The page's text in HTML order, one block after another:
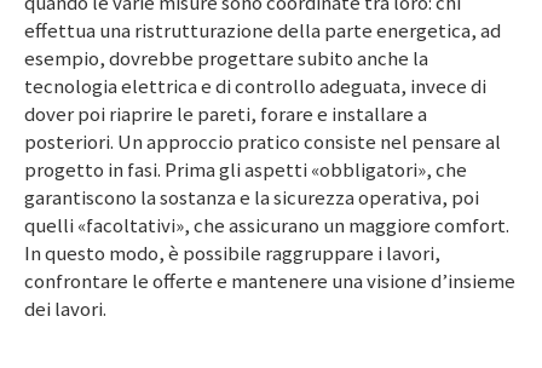
effettua una ristrutturazione della parte energetica, ad
esempio, dovrebbe progettare subito anche la
tecnologia elettrica e di controllo adeguata, invece di
dover poi riaprire le pareti, forare e installare a
posteriori. Un approccio pratico consiste nel pensare al
progetto in fasi. Prima gli aspetti «obbligatori», che
garantiscono la sostanza e la sicurezza operativa, poi
quelli «facoltativi», che assicurano un maggiore comfort.
In questo modo, è possibile raggruppare i lavori,
confrontare le offerte e mantenere una visione d’insieme
dei lavori.